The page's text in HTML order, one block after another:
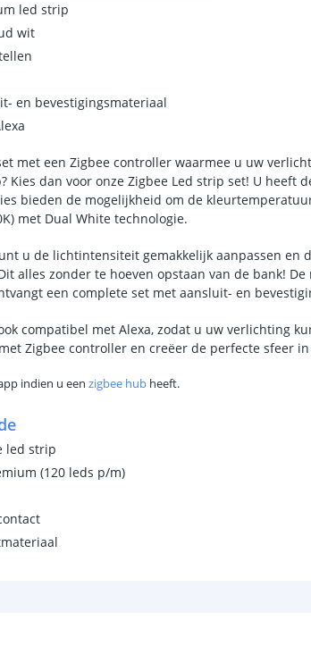
led strip
wit
en bevestigingsmateriaal
met een Zigbee controller waarmee u uw
Kies dan voor onze Zigbee Led strip set! U heeft
bieden de mogelijkheid om de
met Dual White technologie.
u de lichtintensiteit gemakkelijk aanpassen en
alles zonder te hoeven opstaan van de bank! De
een complete set met aansluit- en
compatibel met Alexa, zodat u uw verlichting
Zigbee controller en creëer de perfecte sfeer
indien u een zigbee hub heeft.
led strip
(120 leds p/m)